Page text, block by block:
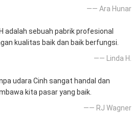
—— Ara Hunar
adalah sebuah pabrik profesional
kualitas baik dan baik berfungsi.
—— Linda H.
udara Cinh sangat handal dan
kita pasar yang baik.
—— RJ Wagner